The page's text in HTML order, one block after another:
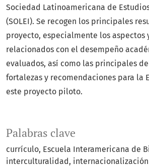
Palabras clave
currículo Escuela Interamericana de
interculturalidad
internacionalización
Sociedad Latinoamericana de
(SOLEI). Se recogen los principales
proyecto, especialmente los aspectos
relacionados con el desempeño
evaluados, así como las principales
fortalezas y recomendaciones para la
este proyecto piloto.